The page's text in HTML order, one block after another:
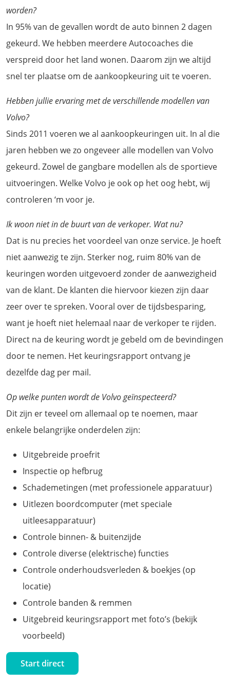
worden?
In 95% van de gevallen wordt de auto binnen 2 dagen
gekeurd. We hebben meerdere Autocoaches die
verspreid door het land wonen. Daarom zijn we altijd
snel ter plaatse om de aankoopkeuring uit te voeren.
Hebben jullie ervaring met de verschillende modellen van
Volvo?
Sinds 2011 voeren we al aankoopkeuringen uit. In al die
jaren hebben we zo ongeveer alle modellen van Volvo
gekeurd. Zowel de gangbare modellen als de sportieve
uitvoeringen. Welke Volvo je ook op het oog hebt, wij
controleren ‘m voor je.
Ik woon niet in de buurt van de verkoper. Wat nu?
Dat is nu precies het voordeel van onze service. Je hoeft
niet aanwezig te zijn. Sterker nog, ruim 80% van de
keuringen worden uitgevoerd zonder de aanwezigheid
van de klant. De klanten die hiervoor kiezen zijn daar
zeer over te spreken. Vooral over de tijdsbesparing,
want je hoeft niet helemaal naar de verkoper te rijden.
Direct na de keuring wordt je gebeld om de bevindingen
door te nemen. Het keuringsrapport ontvang je
dezelfde dag per mail.
Op welke punten wordt de Volvo geïnspecteerd?
Dit zijn er teveel om allemaal op te noemen, maar
enkele belangrijke onderdelen zijn:
Uitgebreide proefrit
Inspectie op hefbrug
Schademetingen (met professionele apparatuur)
Uitlezen boordcomputer (met speciale
uitleesapparatuur)
Controle binnen- & buitenzijde
Controle diverse (elektrische) functies
Controle onderhoudsverleden & boekjes (op
locatie)
Controle banden & remmen
Uitgebreid keuringsrapport met foto’s (bekijk
voorbeeld)
Start direct